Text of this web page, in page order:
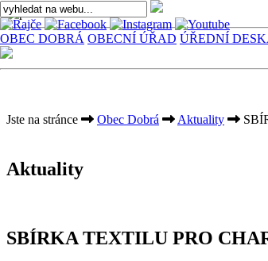
OBEC DOBRÁ OBECNÍ ÚŘAD ÚŘEDNÍ
Jste na stránce Obec Dobrá Aktuality
Aktuality
SBÍRKA TEXTILU PRO